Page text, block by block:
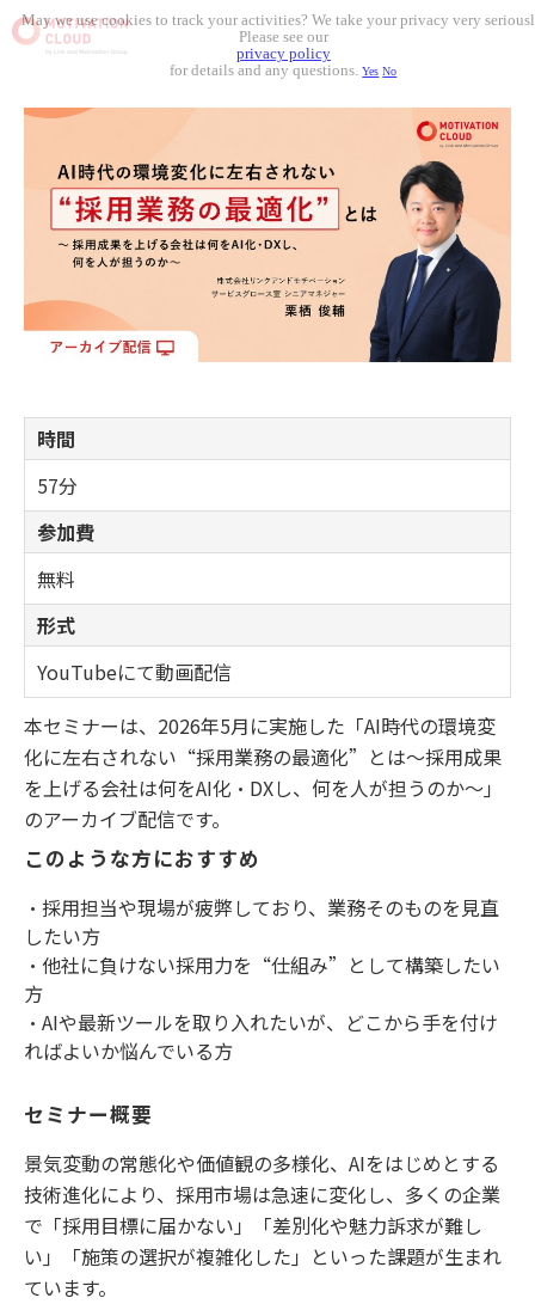
時間
57分
参加費
無料
形式
YouTubeにて動画配信
本セミナーは、2026年5月に実施した「AI時代の環境変
化に左右されない“採用業務の最適化”とは～採用成果
を上げる会社は何をAI化・DXし、何を人が担うのか～」
のアーカイブ配信です。
このような方におすすめ
・採用担当や現場が疲弊しており、業務そのものを見直
したい方
・他社に負けない採用力を“仕組み”として構築したい
方
・AIや最新ツールを取り入れたいが、どこから手を付け
ればよいか悩んでいる方
セミナー概要
景気変動の常態化や価値観の多様化、AIをはじめとする
技術進化により、採用市場は急速に変化し、多くの企業
で「採用目標に届かない」「差別化や魅力訴求が難し
い」「施策の選択が複雑化した」といった課題が生まれ
ています。
May we use cookies to track your activities? We take your privacy very
Please see our
privacy policy
for details and any questions.Yes No